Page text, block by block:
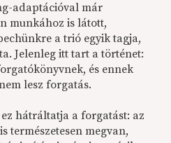
adaptációval már
munkához is látott,
a trió egyik tagja,
Jelenleg itt tart a történet:
és ennek
lesz forgatás.
hátráltatja a forgatást: az
természetesen megvan,